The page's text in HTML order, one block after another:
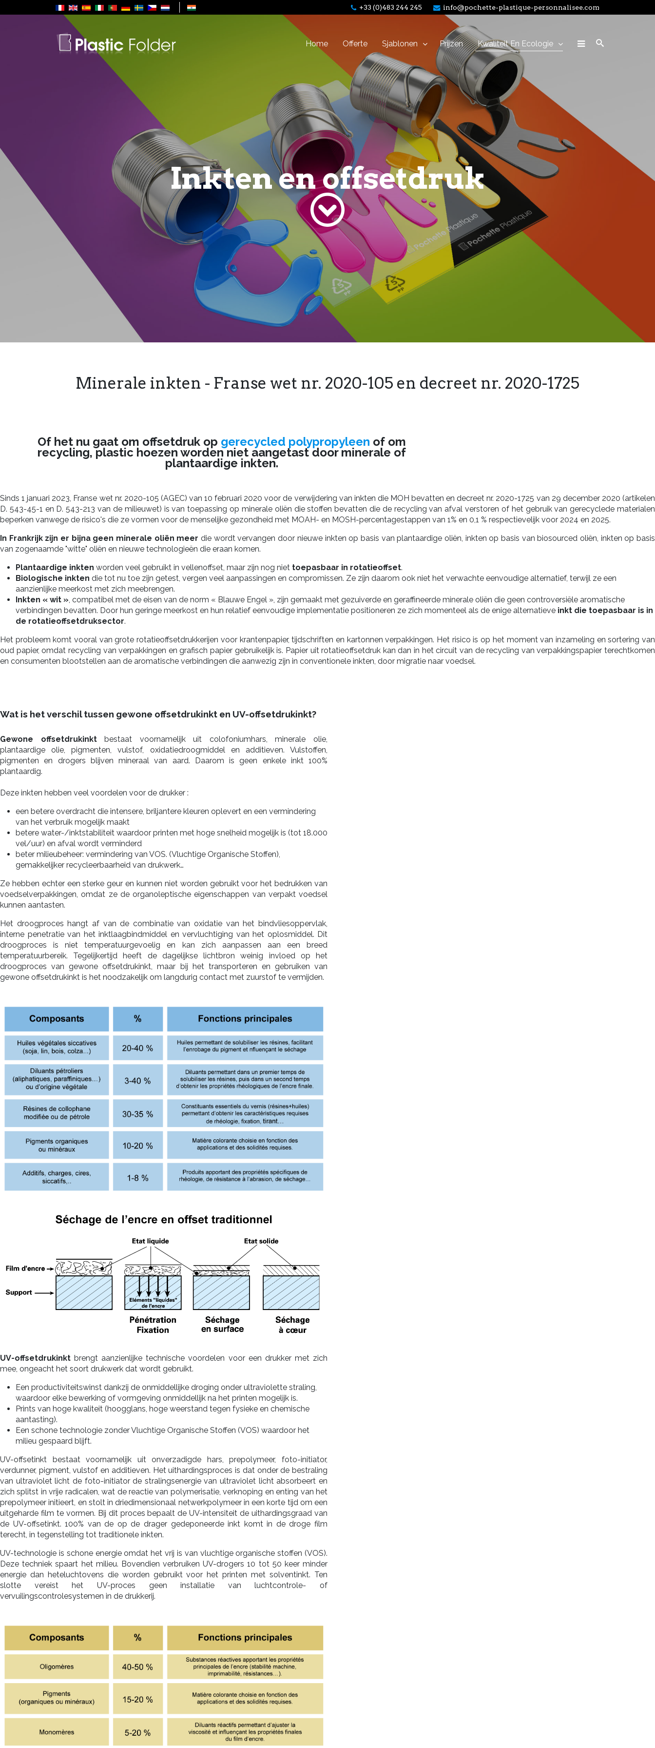
Selecteer de taal +33 (0)483 244 245 info@pochette-plastique-personnalisee.com
Home Offerte Sjablonen Prijzen Kwaliteit En Ecologie
Inkten en offsetdruk
Minerale inkten - Franse wet nr. 2020-105 en decreet nr. 2020-1725
Of het nu gaat om offsetdruk op gerecycled polypropyleen of om
recycling, plastic hoezen worden niet aangetast door minerale of
plantaardige inkten.
Sinds 1 januari 2023, Franse wet nr. 2020-105 (AGEC) van 10 februari 2020 voor de verwijdering van inkten die MOH bevatten en decreet nr. 2020-1725 van 29 december 2020 (artikelen
D. 543-45-1 en D. 543-213 van de milieuwet) is van toepassing op minerale oliën die stoffen bevatten die de recycling van afval verstoren of het gebruik van gerecyclede materialen
beperken vanwege de risico's die ze vormen voor de menselijke gezondheid met MOAH- en MOSH-percentagestappen van 1% en 0,1 % respectievelijk voor 2024 en 2025.
In Frankrijk zijn er bijna geen minerale oliën meer die wordt vervangen door nieuwe inkten op basis van plantaardige oliën, inkten op basis van biosourced oliën, inkten op basis
van zogenaamde "witte" oliën en nieuwe technologieën die eraan komen.
Plantaardige inkten worden veel gebruikt in vellenoffset, maar zijn nog niet toepasbaar in rotatieoffset.
Biologische inkten die tot nu toe zijn getest, vergen veel aanpassingen en compromissen. Ze zijn daarom ook niet het verwachte eenvoudige alternatief, terwijl ze een
aanzienlijke meerkost met zich meebrengen.
Inkten « wit », compatibel met de eisen van de norm « Blauwe Engel », zijn gemaakt met gezuiverde en geraffineerde minerale oliën die geen controversiële aromatische
verbindingen bevatten. Door hun geringe meerkost en hun relatief eenvoudige implementatie positioneren ze zich momenteel als de enige alternatieve inkt die toepasbaar is in
de rotatieoffsetdruksector.
Het probleem komt vooral van grote rotatieoffsetdrukkerijen voor krantenpapier, tijdschriften en kartonnen verpakkingen. Het risico is op het moment van inzameling en sortering van
oud papier, omdat recycling van verpakkingen en grafisch papier gebruikelijk is. Papier uit rotatieoffsetdruk kan dan in het circuit van de recycling van verpakkingspapier terechtkomen
en consumenten blootstellen aan de aromatische verbindingen die aanwezig zijn in conventionele inkten, door migratie naar voedsel.
Wat is het verschil tussen gewone offsetdrukinkt en UV-offsetdrukinkt?
Gewone offsetdrukinktbestaat voornamelijk uit colofoniumhars, minerale olie,
plantaardige olie, pigmenten, vulstof, oxidatiedroogmiddel en additieven. Vulstoffen,
pigmenten en drogers blijven mineraal van aard. Daarom is geen enkele inkt 100%
plantaardig.
Deze inkten hebben veel voordelen voor de drukker :
een betere overdracht die intensere, briljantere kleuren oplevert en een vermindering
van het verbruik mogelijk maakt
betere water-/inktstabiliteit waardoor printen met hoge snelheid mogelijk is (tot 18.000
vel/uur) en afval wordt verminderd
beter milieubeheer: vermindering van VOS. (Vluchtige Organische Stoffen),
gemakkelijker recycleerbaarheid van drukwerk…
Ze hebben echter een sterke geur en kunnen niet worden gebruikt voor het bedrukken van
voedselverpakkingen, omdat ze de organoleptische eigenschappen van verpakt voedsel
kunnen aantasten.
Het droogproces hangt af van de combinatie van oxidatie van het bindvliesoppervlak,
interne penetratie van het inktlaagbindmiddel en vervluchtiging van het oplosmiddel. Dit
droogproces is niet temperatuurgevoelig en kan zich aanpassen aan een breed
temperatuurbereik. Tegelijkertijd heeft de dagelijkse lichtbron weinig invloed op het
droogproces van gewone offsetdrukinkt, maar bij het transporteren en gebruiken van
gewone offsetdrukinkt is het noodzakelijk om langdurig contact met zuurstof te vermijden.
UV-offsetdrukinktbrengt aanzienlijke technische voordelen voor een drukker met zich
mee, ongeacht het soort drukwerk dat wordt gebruikt.
Een productiviteitswinst dankzij de onmiddellijke droging onder ultraviolette straling,
waardoor elke bewerking of vormgeving onmiddellijk na het printen mogelijk is.
Prints van hoge kwaliteit (hoogglans, hoge weerstand tegen fysieke en chemische
aantasting).
Een schone technologie zonder Vluchtige Organische Stoffen (VOS) waardoor het
milieu gespaard blijft.
UV-offsetinkt bestaat voornamelijk uit onverzadigde hars, prepolymeer, foto-initiator,
verdunner, pigment, vulstof en additieven. Het uithardingsproces is dat onder de bestraling
van ultraviolet licht de foto-initiator de stralingsenergie van ultraviolet licht absorbeert en
zich splitst in vrije radicalen, wat de reactie van polymerisatie, verknoping en enting van het
prepolymeer initieert, en stolt in driedimensionaal netwerkpolymeer in een korte tijd om een
​​uitgeharde film te vormen. Bij dit proces bepaalt de UV-intensiteit de uithardingsgraad van
de UV-offsetinkt. 100% van de op de drager gedeponeerde inkt komt in de droge film
terecht, in tegenstelling tot traditionele inkten.
UV-technologie is schone energie omdat het vrij is van vluchtige organische stoffen (VOS).
Deze techniek spaart het milieu. Bovendien verbruiken UV-drogers 10 tot 50 keer minder
energie dan heteluchtovens die worden gebruikt voor het printen met solventinkt. Ten
slotte vereist het UV-proces geen installatie van luchtcontrole- of
vervuilingscontrolesystemen in de drukkerij.
Home
Offerte
Sjablonen
Prijzen
Kwaliteit en ecologie